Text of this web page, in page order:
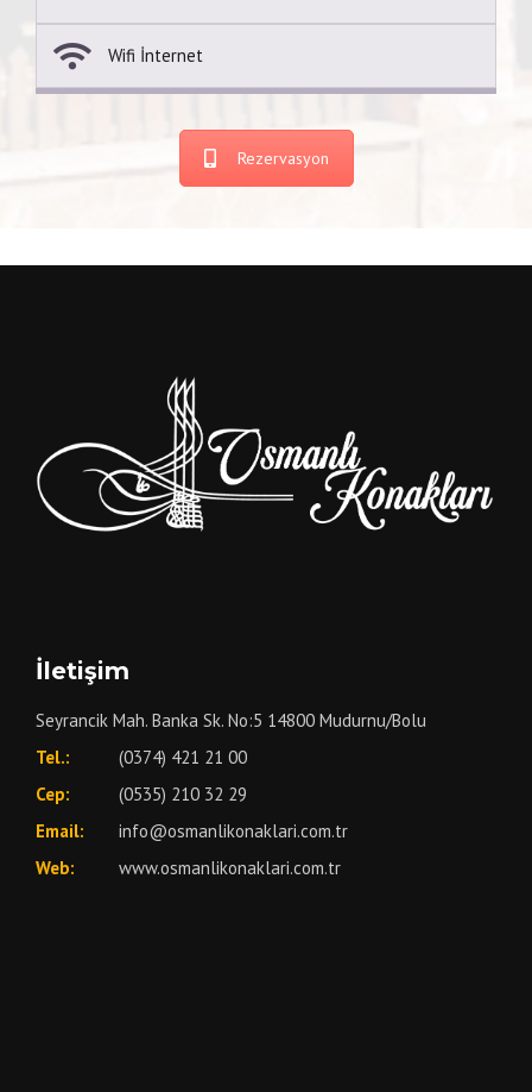
Wifi İnternet
Rezervasyon
İletişim
Seyrancik Mah. Banka Sk. No:5 14800 Mudurnu/Bolu
Tel.:
(0374) 421 21 00
Cep:
(0535) 210 32 29
Email:
info@osmanlikonaklari.com.tr
Web:
www.osmanlikonaklari.com.tr